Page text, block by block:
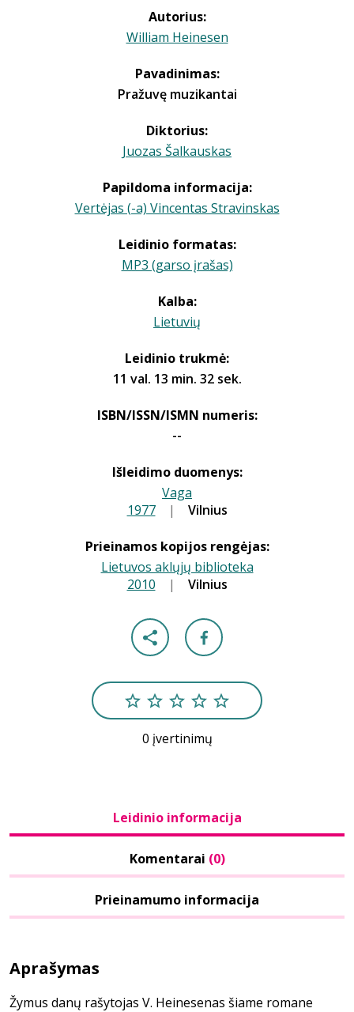
Autorius:
William Heinesen
Pavadinimas:
Pražuvę muzikantai
Diktorius:
Juozas Šalkauskas
Papildoma informacija:
Vertėjas (-a) Vincentas Stravinskas
Leidinio formatas:
MP3 (garso įrašas)
Kalba:
Lietuvių
Leidinio trukmė:
11 val. 13 min. 32 sek.
ISBN/ISSN/ISMN numeris:
--
Išleidimo duomenys:
Vaga
1977 | Vilnius
Prieinamos kopijos rengėjas:
Lietuvos aklųjų biblioteka
2010 | Vilnius
0 įvertinimų
Leidinio informacija
Komentarai (0)
Prieinamumo informacija
Aprašymas
Žymus danų rašytojas V. Heinesenas šiame romane